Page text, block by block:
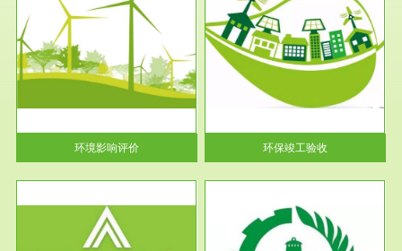
环境影响评价
服务范围
环保竣工验收
根据《建设项目环境保护管理条
例》第十七条 编制环境影响报
告书、...
环保竣工验收
服务范围